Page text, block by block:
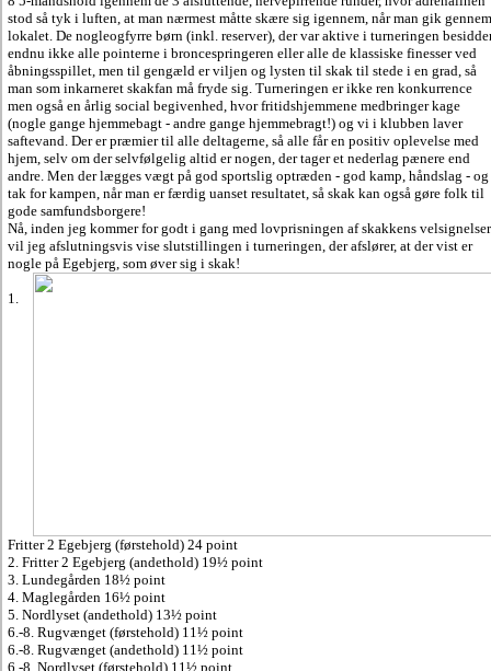
stod så tyk i luften, at man nærmest måtte skære sig igennem, når man gik gennem
lokalet. De nogleogfyrre børn (inkl. reserver), der var aktive i turneringen
endnu ikke alle pointerne i broncespringeren eller alle de klassiske finesser ved
åbningsspillet, men til gengæld er viljen og lysten til skak til stede i en grad, så
man som inkarneret skakfan må fryde sig. Turneringen er ikke ren konkurrence
men også en årlig social begivenhed, hvor fritidshjemmene medbringer kage
(nogle gange hjemmebagt - andre gange hjemmebragt!) og vi i klubben laver
saftevand. Der er præmier til alle deltagerne, så alle får en positiv oplevelse med
hjem, selv om der selvfølgelig altid er nogen, der tager et nederlag pænere end
andre. Men der lægges vægt på god sportslig optræden - god kamp, håndslag - og
tak for kampen, når man er færdig uanset resultatet, så skak kan også gøre folk til
gode samfundsborgere!
Nå, inden jeg kommer for godt i gang med lovprisningen af skakkens velsignelser
vil jeg afslutningsvis vise slutstillingen i turneringen, der afslører, at der vist er
nogle på Egebjerg, som øver sig i skak!
1.
Fritter 2 Egebjerg (førstehold) 24 point
2. Fritter 2 Egebjerg (andethold) 19½ point
3. Lundegården 18½ point
4. Maglegården 16½ point
5. Nordlyset (andethold) 13½ point
6.-8. Rugvænget (førstehold) 11½ point
6.-8. Rugvænget (andethold) 11½ point
6.-8. Nordlyset (førstehold) 11½ point